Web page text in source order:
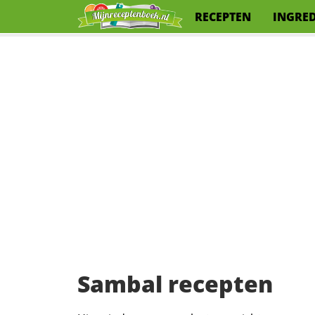
RECEPTEN
Sambal recepten